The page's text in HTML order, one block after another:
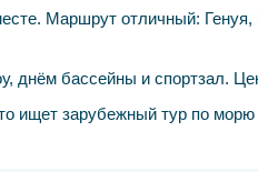
Маршрут отличный:
днём бассейны и спортзал.
ищет зарубежный тур по морю